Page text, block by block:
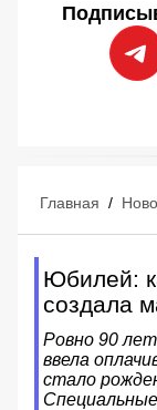
Главная /
Юбилей:
создала
Ровно 90
ввела
стало